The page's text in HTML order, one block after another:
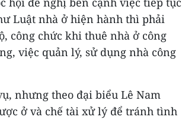
Luật nhà ở hiện hành thì phải
công chức khi thuê nhà ở công
việc quản lý, sử dụng nhà công
nhưng theo đại biểu Lê Nam
ở và chế tài xử lý để tránh tình